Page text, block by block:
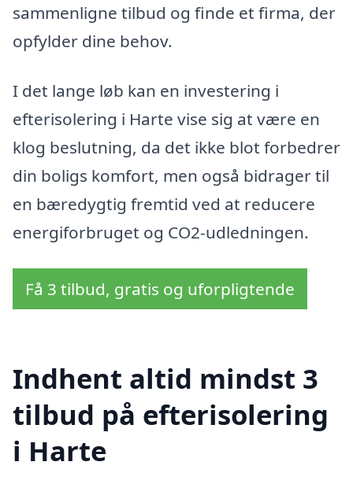
sammenligne tilbud og finde et firma, der
opfylder dine behov.
I det lange løb kan en investering i
efterisolering i Harte vise sig at være en
klog beslutning, da det ikke blot forbedrer
din boligs komfort, men også bidrager til
en bæredygtig fremtid ved at reducere
energiforbruget og CO2-udledningen.
Få 3 tilbud, gratis og uforpligtende
Indhent altid mindst 3
tilbud på efterisolering
i Harte